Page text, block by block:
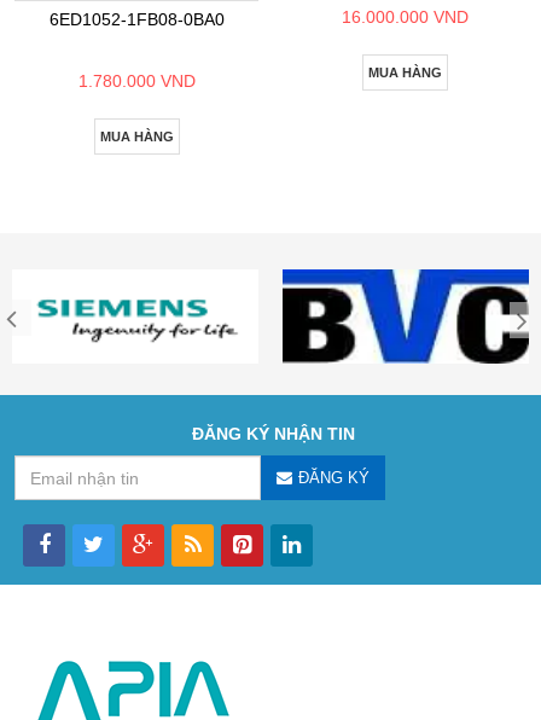
6ED1052-1FB08-0BA0
1.780.000 VND
MUA HÀNG
16.000.000 VND
MUA HÀNG
ĐĂNG KÝ NHẬN TIN
ĐĂNG KÝ